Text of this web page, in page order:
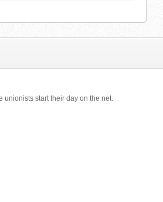
unionists start their day on the net.